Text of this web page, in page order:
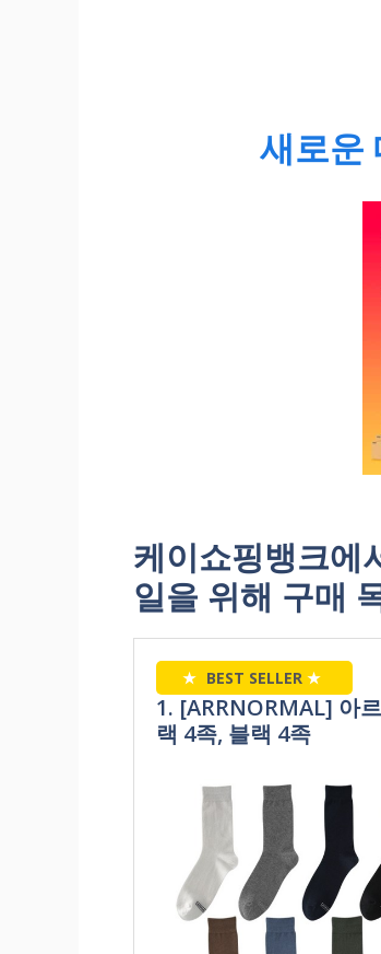
새로운
케이쇼핑뱅크에
일을 위해 구매
★ BEST SELLER ★
1. [ARRNORMAL] 아
랙 4족, 블랙 4족